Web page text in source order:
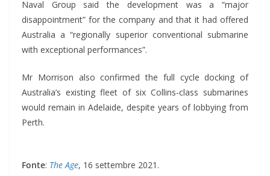
Naval Group said the development was a “major
disappointment” for the company and that it had offered
Australia a “regionally superior conventional submarine
with exceptional performances”.
Mr Morrison also confirmed the full cycle docking of
Australia’s existing fleet of six Collins-class submarines
would remain in Adelaide, despite years of lobbying from
Perth.
Fonte: The Age, 16 settembre 2021.